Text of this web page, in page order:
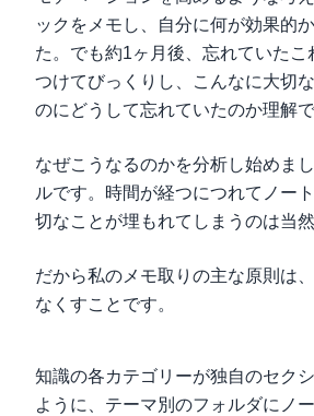
ックをメモし、自分に何が効果的
た。でも約1ヶ月後、忘れていたこ
つけてびっくりし、こんなに大切
のにどうして忘れていたのか理解
なぜこうなるのかを分析し始めま
ルです。時間が経つにつれてノー
切なことが埋もれてしまうのは当然
だから私のメモ取りの主な原則は
なくすことです。
知識の各カテゴリーが独自のセク
ように、テーマ別のフォルダにノ